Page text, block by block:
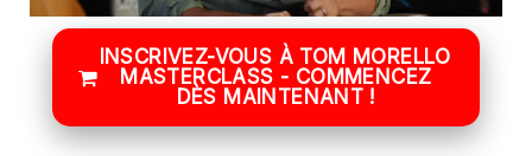
INSCRIVEZ-VOUS À TOM MORELLO
MASTERCLASS - COMMENCEZ
DÈS MAINTENANT !